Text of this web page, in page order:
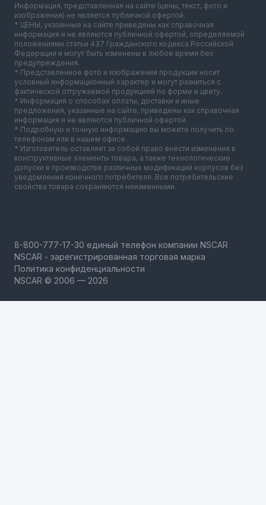
Информация, представленная на сайте (цены, текст, фото и
изображения) не является публичной офертой.
* ЦЕНЫ, указанные на сайте приведены как справочная
информация и не являются публичной офертой, определяемой
положениями статьи 437 Гражданского кодекса Российской
Федерации и могут быть изменены в любое время без
предупреждения.
* Представленное фото и изображения продукции носит
условный информационный характер и могут разниться с
фактической отгружаемой продукцией по форме и цвету.
* Информация о способах оплаты, доставки и иные
предложения, указанные на сайте, приведены как справочная
информация и не являются публичной офертой.
* Подробную и точную информацию вы можете получить по
телефонам или в нашем офисе.
* Изготовитель оставляет за собой право внести изменения в
конструктивные элементы товара, а также технологические
допуски в производстве различных модификаций корпусов без
уведомления конечного потребителя. Все потребительские
свойства товара сохраняются неизменными.
NSCAR - зарегистрированная торговая марка
Политика конфиденциальности
NSCAR © 2006 — 2026